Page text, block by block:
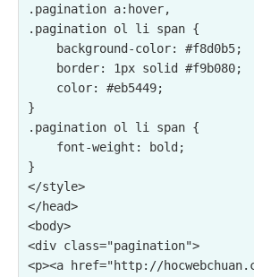
.pagination a:hover,
.pagination ol li span {
}
.pagination ol li span {
}
</style>
</head>
<body>
<div class="pagination">
<p><a href="http://